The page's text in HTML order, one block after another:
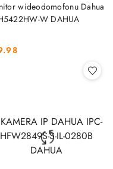
wideodomofonu Dahua
W DAHUA